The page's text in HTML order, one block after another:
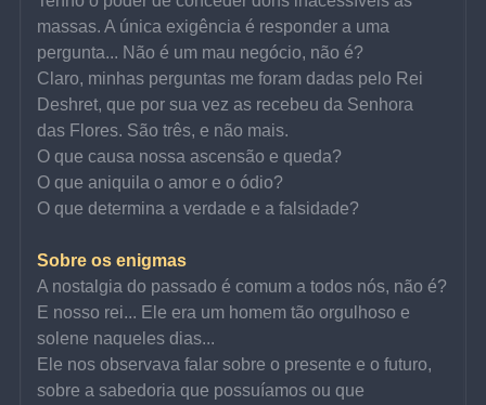
massas. A única exigência é responder a uma
pergunta... Não é um mau negócio, não é?
Claro, minhas perguntas me foram dadas pelo Rei
Deshret, que por sua vez as recebeu da Senhora
das Flores. São três, e não mais.
O que causa nossa ascensão e queda?
O que aniquila o amor e o ódio?
O que determina a verdade e a falsidade?
Sobre os enigmas
A nostalgia do passado é comum a todos nós, não é?
E nosso rei... Ele era um homem tão orgulhoso e
solene naqueles dias...
Ele nos observava falar sobre o presente e o futuro,
sobre a sabedoria que possuíamos ou que